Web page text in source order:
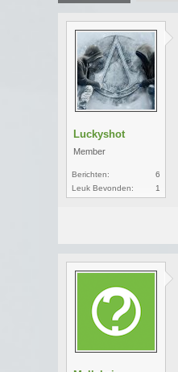
Luckyshot
Member
Berichten:
6
Leuk Bevonden:
1